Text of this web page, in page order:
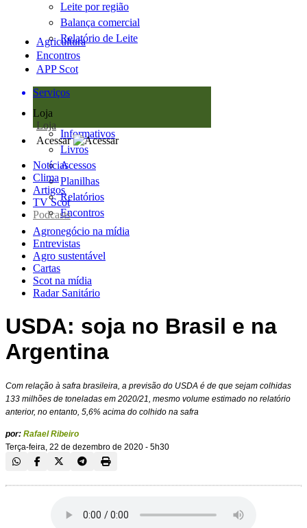
Leite por região
Balança comercial
Relatório de Leite
Agricultura
Encontros
APP Scot
Serviços
Loja
Loja
Informativos
Livros
Acessos
Planilhas
Relatórios
Encontros
Acessar
Notícias
Clima
Artigos
TV Scot
Podcasts
Agronegócio na mídia
Entrevistas
Agro sustentável
Cartas
Scot na mídia
Radar Sanitário
USDA: soja no Brasil e na
Argentina
Com relação à safra brasileira, a previsão do USDA é de que sejam colhidas
133 milhões de toneladas em 2020/21, mesmo volume estimado no relatório
anterior, no entanto, 5,6% acima do colhido na safra
por: Rafael Ribeiro
Terça-feira, 22 de dezembro de 2020 - 5h30